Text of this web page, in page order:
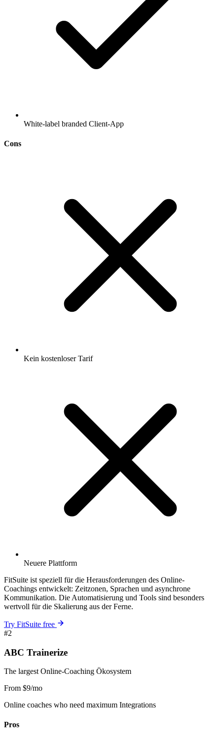
White-label branded Client-App
Cons
Kein kostenloser Tarif
Neuere Plattform
FitSuite ist speziell für die Herausforderungen des Online-
Coachings entwickelt: Zeitzonen, Sprachen und asynchrone
Kommunikation. Die Automatisierung und Tools sind besonders
wertvoll für die Skalierung aus der Ferne.
Try FitSuite free
#2
ABC Trainerize
The largest Online-Coaching Ökosystem
From $9/mo
Online coaches who need maximum Integrations
Pros